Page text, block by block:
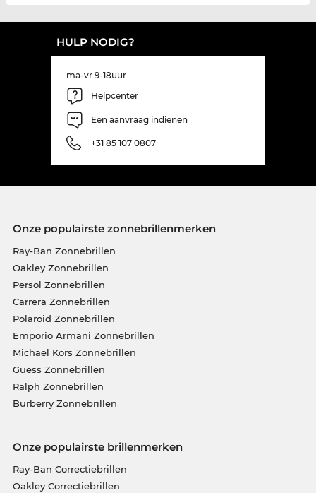
HULP NODIG?
ma-vr 9-18uur
Helpcenter
Een aanvraag indienen
+31 85 107 0807
Onze populairste zonnebrillenmerken
Ray-Ban Zonnebrillen
Oakley Zonnebrillen
Persol Zonnebrillen
Carrera Zonnebrillen
Polaroid Zonnebrillen
Emporio Armani Zonnebrillen
Michael Kors Zonnebrillen
Guess Zonnebrillen
Ralph Zonnebrillen
Burberry Zonnebrillen
Onze populairste brillenmerken
Ray-Ban Correctiebrillen
Oakley Correctiebrillen